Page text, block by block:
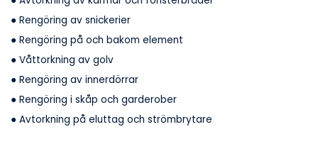
● Rengöring av snickerier
● Rengöring på och bakom element
● Våttorkning av golv
● Rengöring av innerdörrar
● Rengöring i skåp och garderober
● Avtorkning på eluttag och strömbrytare